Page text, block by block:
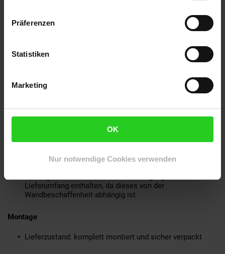
Präferenzen
Statistiken
Marketing
OK
Nur notwendige Cookies verwenden
Natürliche Baumkante für ein individuelles Design
Jede Garderobe wurde in liebevoller Handarbeit gefertigt
Aufgrund des verwendeten Naturprodukts kann es zu
leichten Farb- und Maßabweichungen kommen
Rückwand: Akazie Massivholz, mit Klarlack beschichtet
Lieferumfang
Eine Wandgarderobe ohne Dekoration
Lieferumfang enthalten, da dieses von der
Wandbeschaffenheit abhängig ist
Montage
Lieferzustand: komplett montiert und sicher verpackt